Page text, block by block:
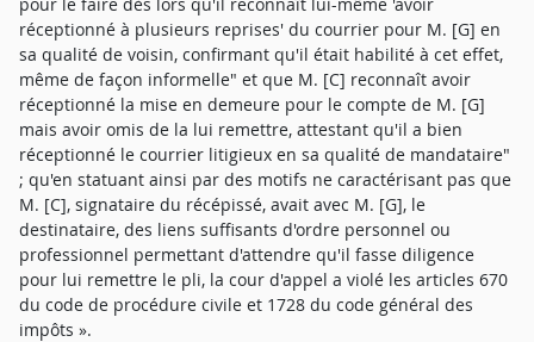
réceptionné à plusieurs reprises' du courrier pour M. [G] en
sa qualité de voisin, confirmant qu'il était habilité à cet effet,
même de façon informelle" et que M. [C] reconnaît avoir
réceptionné la mise en demeure pour le compte de M. [G]
mais avoir omis de la lui remettre, attestant qu'il a bien
réceptionné le courrier litigieux en sa qualité de mandataire"
; qu'en statuant ainsi par des motifs ne caractérisant pas que
M. [C], signataire du récépissé, avait avec M. [G], le
destinataire, des liens suffisants d'ordre personnel ou
professionnel permettant d'attendre qu'il fasse diligence
pour lui remettre le pli, la cour d'appel a violé les articles 670
du code de procédure civile et 1728 du code général des
impôts ».